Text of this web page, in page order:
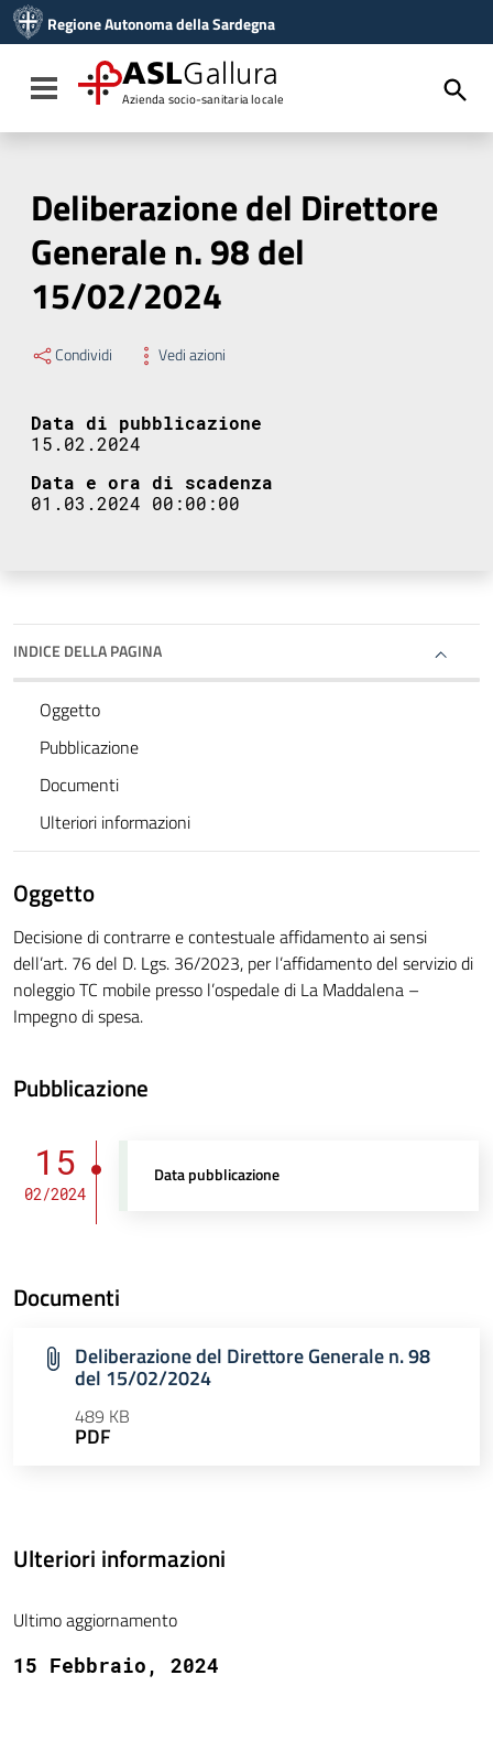
Vai al menu di navigazione
Vai al footer
Regione Autonoma della Sardegna
Toggle navigation
ASLGallura
Azienda socio-sanitaria locale
Deliberazione del Direttore
Generale n. 98 del
15/02/2024
Condividi Vedi azioni
Data di pubblicazione
15.02.2024
Data e ora di scadenza
01.03.2024 00:00:00
INDICE DELLA PAGINA
Oggetto
Pubblicazione
Documenti
Ulteriori informazioni
Oggetto
Decisione di contrarre e contestuale affidamento ai sensi
dell’art. 76 del D. Lgs. 36/2023, per l’affidamento del servizio di
noleggio TC mobile presso l’ospedale di La Maddalena –
Impegno di spesa.
Pubblicazione
15
02/2024
Data pubblicazione
Documenti
Deliberazione del Direttore Generale n. 98
del 15/02/2024
489 KB
PDF
Ulteriori informazioni
Ultimo aggiornamento
15 Febbraio, 2024